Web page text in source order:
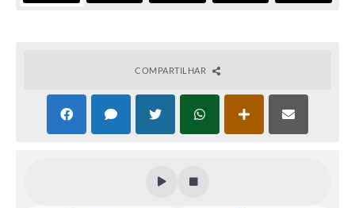
Serviços Online
COMPARTILHAR